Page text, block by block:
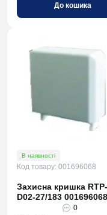
До кошика
В наявності
Код товару: 001696068
Захисна кришка RTP-
D02-27/183 001696068
0